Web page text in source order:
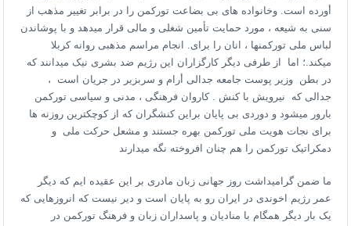
أورده است. وخانواده هاى بى بضاعت تورکمن را در برابر تغییر مذهب از
سنى به شیعه ، مورد حمایت تأمین شغلى و مالى قرار میدهد و با پوشاندن
لباس ملى تورکمنها ، انان را براى. انجام مراسم مذهبى روانه کربلا
میکند.؛ اما از طرفى دیگر کارگزاران این رژیم ضد بشرى نیک میدانند که
در بطن وزیر پوست جامعه جدالى أرام و سربزیر در جریان است ،
جدالى که نیرویش با کنش . کاروان فرهنگى ، مدنى و سیاسى تورکمن
بارور میشود و دوردى بى پایان براین کنشگران که از کوچکترین روزنه ها
براى نجات هویت ملى تورکمن بهره جستند و مشعل حرکت ملى و
دمکراتیک تورکمن را هم چنان افروخته نگه میدارند
ما ضمن گرامیداشت روز جهانى زبان مادری بر این عقیده ایم که دیگر
عمر رژیم اخوندى در ایران رو به پایان است و دیر نیست که انروزهایی که
یک بار دیگر همگام با منادیان و پاسداران زبان و فرهنگ تورکمن در